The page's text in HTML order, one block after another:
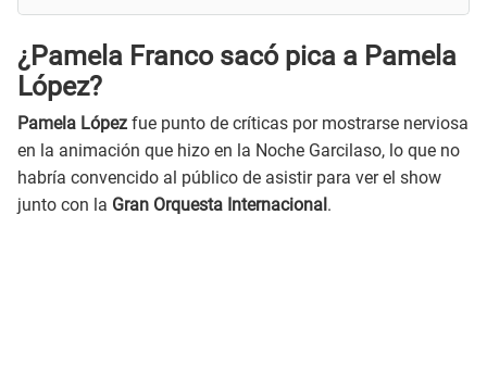
¿Pamela Franco sacó pica a Pamela
López?
Pamela López fue punto de críticas por mostrarse nerviosa
en la animación que hizo en la Noche Garcilaso, lo que no
habría convencido al público de asistir para ver el show
junto con la Gran Orquesta Internacional.